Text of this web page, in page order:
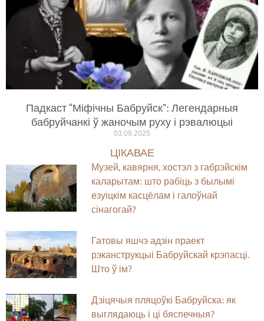
Падкаст “Міфічны Бабруйск”: Легендарныя
бабруйчанкі ў жаночым руху і рэвалюцыі
03.09.2025
ЦІКАВАЕ
Музей, кавярня, хостэл з габрэйскім
каларытам: што рабіць з былымі
езуіцкім касцёлам і галоўнай
сінагогай?
Гатовы яшчэ адзін праект
рэканструкцыі Бабруйскай крэпасці.
Што ў ім?
Дзіцячыя пляцоўкі Бабруйска: як
выглядаюць і ці бяспечныя?